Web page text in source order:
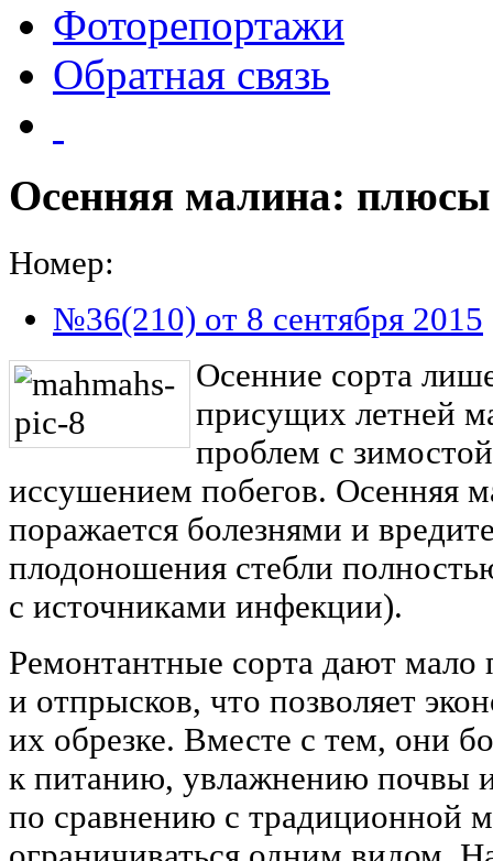
Фоторепортажи
Обратная связь
Осенняя малина:
Номер:
№36(210) от 8 сентября 2015
Осенние сорта
присущих летней
проблем с
иссушением побегов. Осенняя
поражается болезнями и
плодоношения стебли
с источниками инфекции).
Ремонтантные сорта дают мало
и отпрысков, что позволяет
их обрезке. Вместе с тем, они
к питанию, увлажнению почвы
по сравнению с тра­диционной